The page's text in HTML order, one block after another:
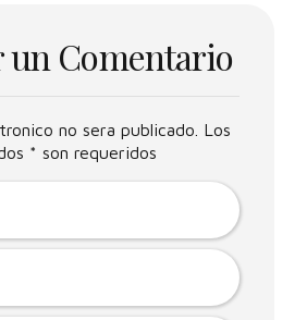
un Comentario
no sera publicado. Los
* son requeridos